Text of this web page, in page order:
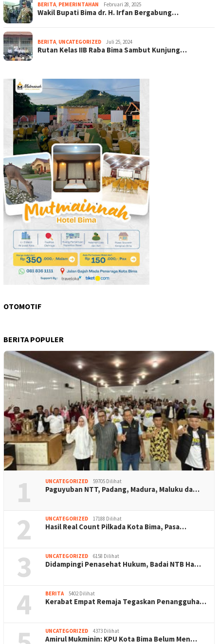
BERITA, PEMERINTAHAN Februari 28, 2025
Wakil Bupati Bima dr. H. Irfan Bergabung…
BERITA, UNCATEGORIZED Juli 25, 2024
Rutan Kelas IIB Raba Bima Sambut Kunjung…
OTOMOTIF
BERITA POPULER
1 UNCATEGORIZED 59705 Dilihat
Paguyuban NTT, Padang, Madura, Maluku da…
2 UNCATEGORIZED 17188 Dilihat
Hasil Real Count Pilkada Kota Bima, Pasa…
3 UNCATEGORIZED 6158 Dilihat
Didampingi Penasehat Hukum, Badai NTB Ha…
4 BERITA 5402 Dilihat
Kerabat Empat Remaja Tegaskan Penangguha…
UNCATEGORIZED 4373 Dilihat
Amirul Mukminin: KPU Kota Bima Belum Men…